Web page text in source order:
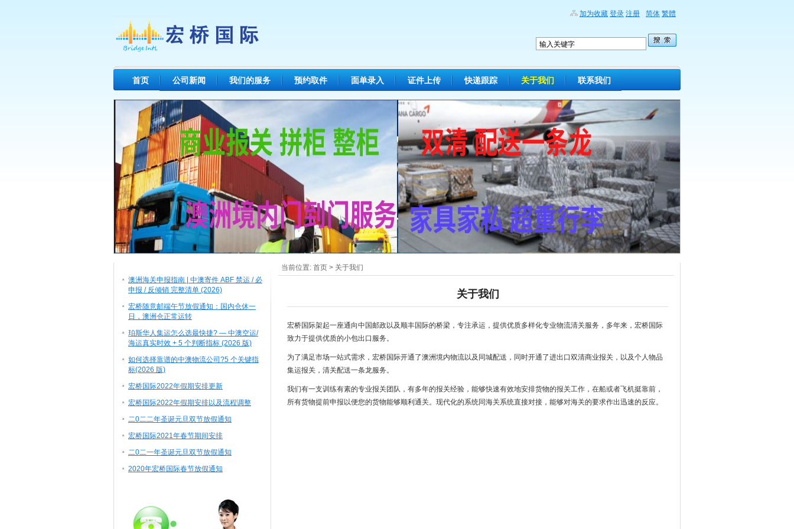
加为收藏 简体 繁體
登录 注册
首页 公司新闻 我们的服务 预约取件 面单录入 证件上传 快递跟踪 关于我们 联系我们
当前位置: 首页 > 关于我们
关于我们
宏桥国际架起一座通向中国邮政以及顺丰国际的桥梁，专注承运，提供优质多样化专业物流清关服务，多年来，宏桥国际
致力于提供优质的小包出口服务。
为了满足市场一站式需求，宏桥国际开通了澳洲境内物流以及同城配送，同时开通了进出口双清商业报关，以及个人物品
集运报关，清关配送一条龙服务。
我们有一支训练有素的专业报关团队，有多年的报关经验，能够快速有效地安排货物的报关工作，在船或者飞机挺靠前，
所有货物提前申报以便您的货物能够顺利通关。现代化的系统同海关系统直接对接，能够对海关的要求作出迅速的反应。
澳洲海关申报指南 | 中澳寄件 ABF 禁运 / 必
申报 / 反倾销 完整清单 (2026)
宏桥随意邮端午节放假通知：国内仓休一
日，澳洲仓正常运转
珀斯华人集运怎么选最快捷? — 中澳空运/
海运真实时效 + 5 个判断指标 (2026 版)
如何选择靠谱的中澳物流公司?5 个关键指
标(2026 版)
宏桥国际2022年假期安排更新
宏桥国际2022年假期安排以及流程调整
二0二二年圣诞元旦双节放假通知
宏桥国际2021年春节期间安排
二0二一年圣诞元旦双节放假通知
2020年宏桥国际春节放假通知